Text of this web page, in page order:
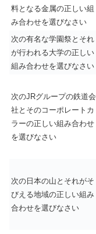
料となる金属の正しい組
み合わせを選びなさい
次の有名な学園祭とそれ
が行われる大学の正しい
組み合わせを選びなさい
次のJRグループの鉄道会
社とそのコーポレートカ
ラーの正しい組み合わせ
を選びなさい
次の日本の山とそれがそ
びえる地域の正しい組み
合わせを選びなさい